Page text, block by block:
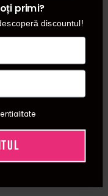
primi?
discountul!